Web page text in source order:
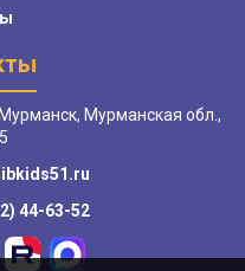
Мурманская обл.,
44-63-52